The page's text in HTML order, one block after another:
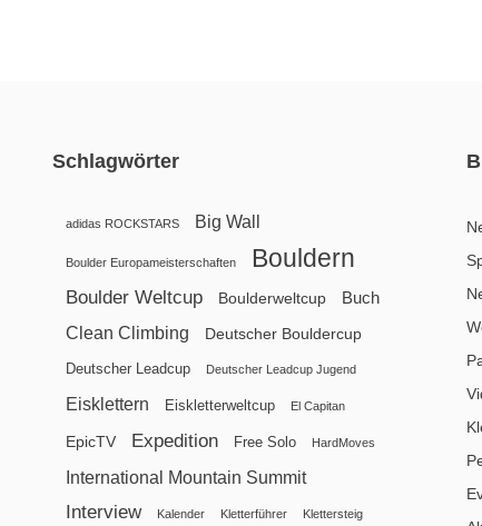
Schlagwörter
adidas ROCKSTARS Big Wall
Boulder Europameisterschaften Bouldern
Boulder Weltcup Boulderweltcup Buch
Clean Climbing Deutscher Bouldercup
Deutscher Leadcup Deutscher Leadcup Jugend
Eisklettern Eiskletterweltcup El Capitan
EpicTV Expedition Free Solo HardMoves
International Mountain Summit
Interview Kalender Kletterführer Klettersteig